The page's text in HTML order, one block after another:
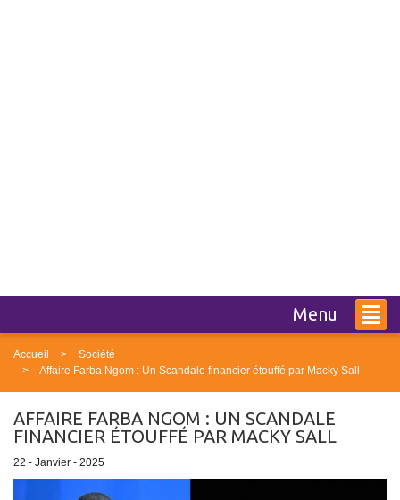
Menu
Accueil
Société
Affaire Farba Ngom : Un Scandale financier étouffé par Macky Sall
AFFAIRE FARBA NGOM : UN SCANDALE
FINANCIER ÉTOUFFÉ PAR MACKY SALL
22 - Janvier - 2025